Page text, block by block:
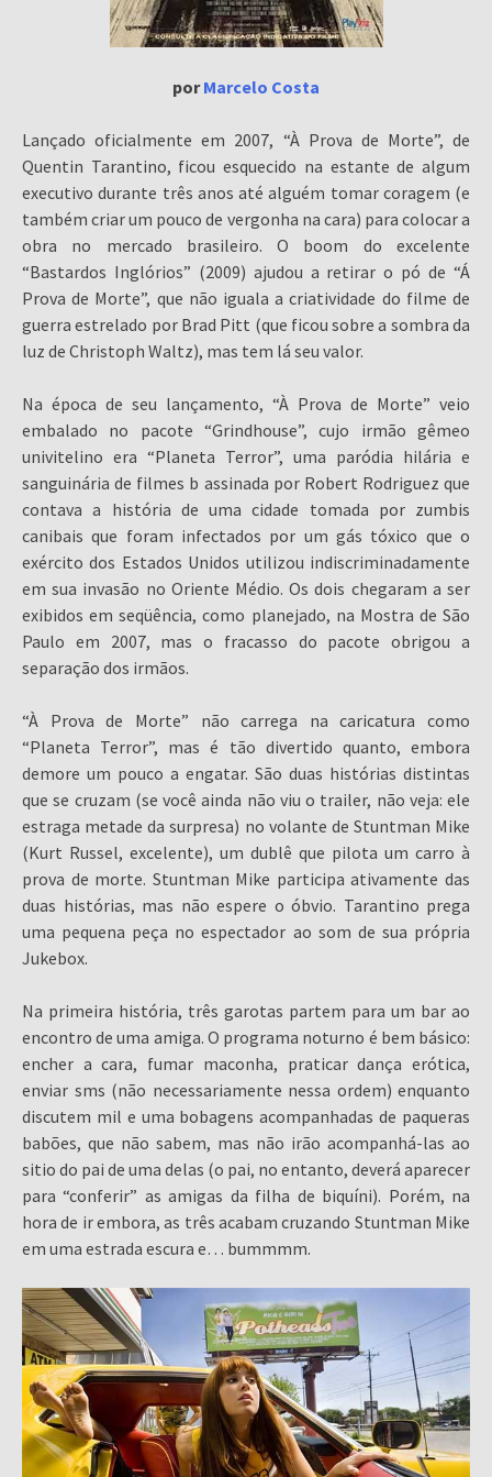
porMarcelo Costa
Lançado oficialmente em 2007, “À Prova de Morte”, de
Quentin Tarantino, ficou esquecido na estante de algum
executivo durante três anos até alguém tomar coragem (e
também criar um pouco de vergonha na cara) para colocar a
obra no mercado brasileiro. O boom do excelente
“Bastardos Inglórios” (2009) ajudou a retirar o pó de “Á
Prova de Morte”, que não iguala a criatividade do filme de
guerra estrelado por Brad Pitt (que ficou sobre a sombra da
luz de Christoph Waltz), mas tem lá seu valor.
Na época de seu lançamento, “À Prova de Morte” veio
embalado no pacote “Grindhouse”, cujo irmão gêmeo
univitelino era “Planeta Terror”, uma paródia hilária e
sanguinária de filmes b assinada por Robert Rodriguez que
contava a história de uma cidade tomada por zumbis
canibais que foram infectados por um gás tóxico que o
exército dos Estados Unidos utilizou indiscriminadamente
em sua invasão no Oriente Médio. Os dois chegaram a ser
exibidos em seqüência, como planejado, na Mostra de São
Paulo em 2007, mas o fracasso do pacote obrigou a
separação dos irmãos.
“À Prova de Morte” não carrega na caricatura como
“Planeta Terror”, mas é tão divertido quanto, embora
demore um pouco a engatar. São duas histórias distintas
que se cruzam (se você ainda não viu o trailer, não veja: ele
estraga metade da surpresa) no volante de Stuntman Mike
(Kurt Russel, excelente), um dublê que pilota um carro à
prova de morte. Stuntman Mike participa ativamente das
duas histórias, mas não espere o óbvio. Tarantino prega
uma pequena peça no espectador ao som de sua própria
Jukebox.
Na primeira história, três garotas partem para um bar ao
encontro de uma amiga. O programa noturno é bem básico:
encher a cara, fumar maconha, praticar dança erótica,
enviar sms (não necessariamente nessa ordem) enquanto
discutem mil e uma bobagens acompanhadas de paqueras
babões, que não sabem, mas não irão acompanhá-las ao
sitio do pai de uma delas (o pai, no entanto, deverá aparecer
para “conferir” as amigas da filha de biquíni). Porém, na
hora de ir embora, as três acabam cruzando Stuntman Mike
em uma estrada escura e… bummmm.